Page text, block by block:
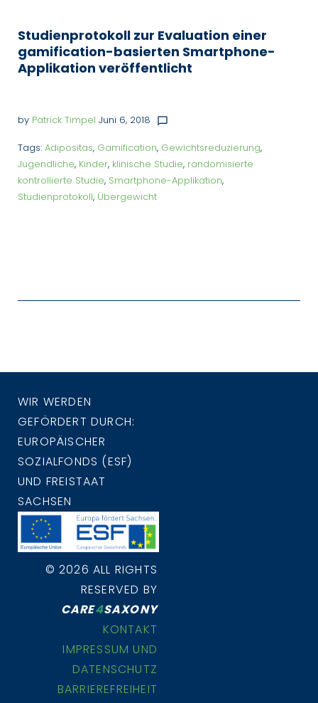
Studienprotokoll zur Evaluation einer
gamification-basierten Smartphone-
Applikation veröffentlicht
by Patrick Timpel Juni 6, 2018 chat_bubble_outline
Tags: Adipositas, Gamification, Gewichtsreduzierung,
Jugendliche, Kinder, klinische Studie, randomisierte
kontrollierte Studie, Smartphone-Applikation,
Studienprotokoll, Übergewicht
WIR WERDEN
GEFÖRDERT DURCH:
EUROPÄISCHER
SOZIALFONDS (ESF)
UND FREISTAAT
SACHSEN
© 2026 ALL RIGHTS
RESERVED BY
CARE4SAXONY
KONTAKT
IMPRESSUM UND
DATENSCHUTZ
BARRIEREFREIHEIT